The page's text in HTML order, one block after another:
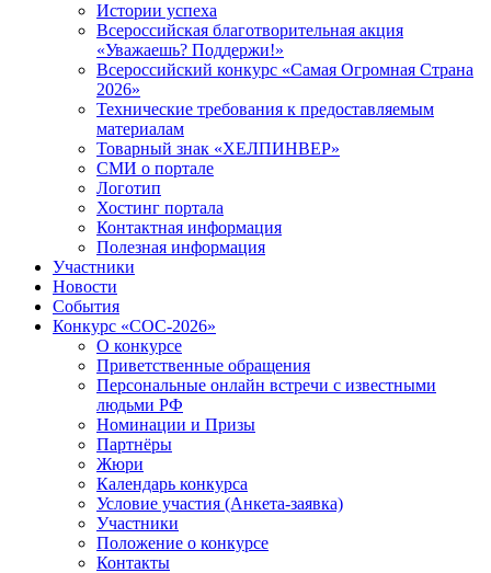
Истории успеха
Всероссийская благотворительная акция
«Уважаешь? Поддержи!»
Всероссийский конкурс «Самая Огромная Страна
2026»
Технические требования к предоставляемым
материалам
Товарный знак «ХЕЛПИНВЕР»
СМИ о портале
Логотип
Хостинг портала
Контактная информация
Полезная информация
Участники
Новости
События
Конкурс «СОС-2026»
О конкурсе
Приветственные обращения
Персональные онлайн встречи с известными
людьми РФ
Номинации и Призы
Партнёры
Жюри
Календарь конкурса
Условие участия (Анкета-заявка)
Участники
Положение о конкурсе
Контакты